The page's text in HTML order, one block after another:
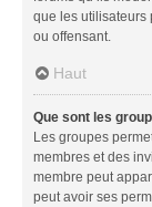
que les utilisateurs
ou offensant.
Haut
Que sont les
Les groupes
membres et des
membre peut
peut avoir ses